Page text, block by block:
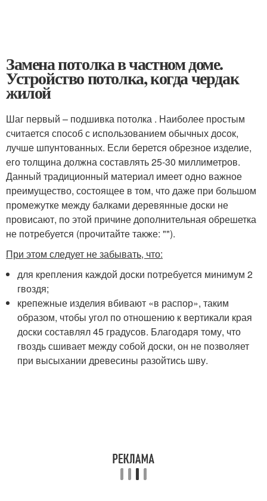
Замена потолка в частном доме.
Устройство потолка, когда чердак
жилой
Шаг первый – подшивка потолка . Наиболее простым
считается способ с использованием обычных досок,
лучше шпунтованных. Если берется обрезное изделие,
его толщина должна составлять 25-30 миллиметров.
Данный традиционный материал имеет одно важное
преимущество, состоящее в том, что даже при большом
промежутке между балками деревянные доски не
провисают, по этой причине дополнительная обрешетка
не потребуется (прочитайте также: "").
При этом следует не забывать, что:
для крепления каждой доски потребуется минимум 2
гвоздя;
крепежные изделия вбивают «в распор», таким
образом, чтобы угол по отношению к вертикали края
доски составлял 45 градусов. Благодаря тому, что
гвоздь сшивает между собой доски, он не позволяет
при высыхании древесины разойтись шву.